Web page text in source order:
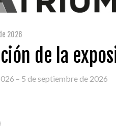
2026
de la
– 5 de septiembre de 2026